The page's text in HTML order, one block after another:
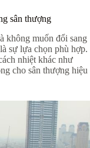
sân thượng
không muốn đổi sang
sự lựa chọn phù hợp.
nhiệt khác như
cho sân thượng hiệu